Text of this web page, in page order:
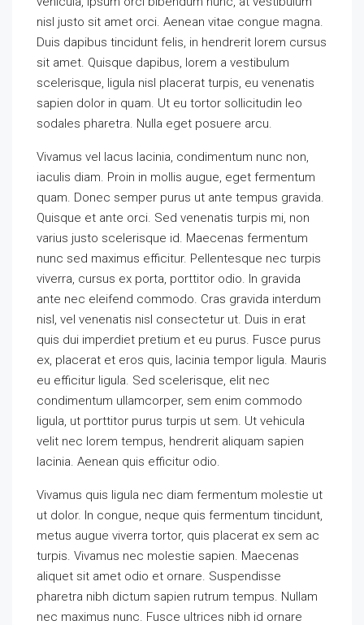
nisl justo sit amet orci. Aenean vitae congue magna.
Duis dapibus tincidunt felis, in hendrerit lorem cursus
sit amet. Quisque dapibus, lorem a vestibulum
scelerisque, ligula nisl placerat turpis, eu venenatis
sapien dolor in quam. Ut eu tortor sollicitudin leo
sodales pharetra. Nulla eget posuere arcu.
Vivamus vel lacus lacinia, condimentum nunc non,
iaculis diam. Proin in mollis augue, eget fermentum
quam. Donec semper purus ut ante tempus gravida.
Quisque et ante orci. Sed venenatis turpis mi, non
varius justo scelerisque id. Maecenas fermentum
nunc sed maximus efficitur. Pellentesque nec turpis
viverra, cursus ex porta, porttitor odio. In gravida
ante nec eleifend commodo. Cras gravida interdum
nisl, vel venenatis nisl consectetur ut. Duis in erat
quis dui imperdiet pretium et eu purus. Fusce purus
ex, placerat et eros quis, lacinia tempor ligula. Mauris
eu efficitur ligula. Sed scelerisque, elit nec
condimentum ullamcorper, sem enim commodo
ligula, ut porttitor purus turpis ut sem. Ut vehicula
velit nec lorem tempus, hendrerit aliquam sapien
lacinia. Aenean quis efficitur odio.
Vivamus quis ligula nec diam fermentum molestie ut
ut dolor. In congue, neque quis fermentum tincidunt,
metus augue viverra tortor, quis placerat ex sem ac
turpis. Vivamus nec molestie sapien. Maecenas
aliquet sit amet odio et ornare. Suspendisse
pharetra nibh dictum sapien rutrum tempus. Nullam
nec maximus nunc. Fusce ultrices nibh id ornare